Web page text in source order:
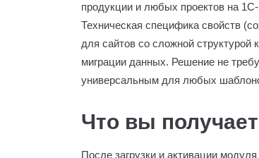
продукции и любых проектов на 1С-
Техническая специфика свойств
для сайтов со сложной
миграции данных. Решение не
универсальным для любых
Что вы
После загрузки и активации